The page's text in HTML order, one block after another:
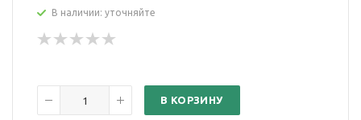
В наличии: уточняйте
В КОРЗИНУ